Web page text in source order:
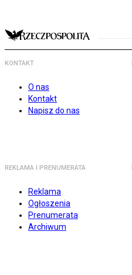
KONTAKT
O nas
Kontakt
Napisz do nas
REKLAMA I PRENUMERATA
Reklama
Ogłoszenia
Prenumerata
Archiwum